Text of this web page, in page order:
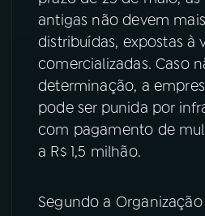
antigas não devem
distribuídas, expostas à
comercializadas. Caso
determinação, a
pode ser punida por
com pagamento de
a R$ 1,5 milhão.
Segundo a